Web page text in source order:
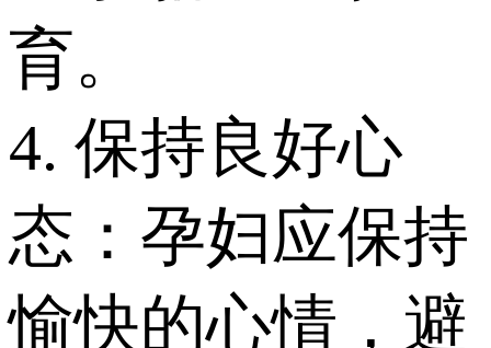
育。
4. 保持良好心
态：孕妇应保持
愉快的心情，避